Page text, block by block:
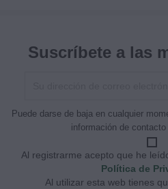
Suscríbete a las
Puede darse de baja en cualquier
información de
Al registrarme acepto que he
Política de
Al utilizar esta web tienes